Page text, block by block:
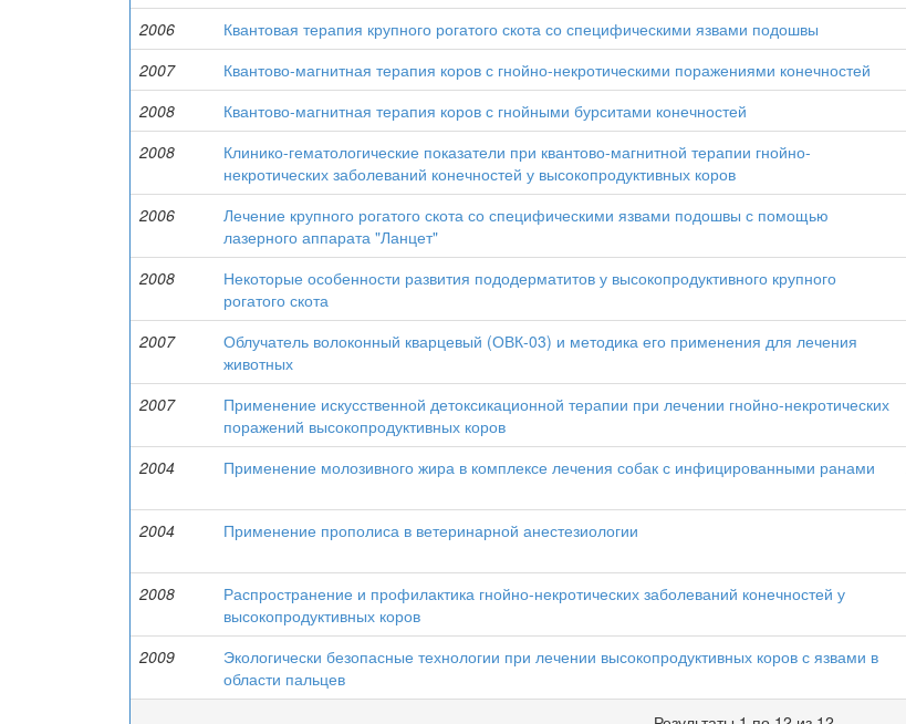
2006 Квантовая терапия крупного рогатого скота со специфическими язвами подошвы
2007
Квантово-магнитная терапия коров с гнойно-некротическими поражениями конечностей
2008
Квантово-магнитная терапия коров с гнойными бурситами конечностей
2008
Клинико-гематологические показатели при квантово-магнитной терапии гнойно-
некротических заболеваний конечностей у высокопродуктивных коров
2006
Лечение крупного рогатого скота со специфическими язвами подошвы с помощью
лазерного аппарата "Ланцет"
2008
Некоторые особенности развития пододерматитов у высокопродуктивного крупного
рогатого скота
2007
Облучатель волоконный кварцевый (ОВК-03) и методика его применения для лечения
животных
2007
Применение искусственной детоксикационной терапии при лечении гнойно-некротических
поражений высокопродуктивных коров
2004 Применение молозивного жира в комплексе лечения собак с инфицированными ранами
2004
Применение прополиса в ветеринарной анестезиологии
2008
Распространение и профилактика гнойно-некротических заболеваний конечностей у
высокопродуктивных коров
2009
Экологически безопасные технологии при лечении высокопродуктивных коров с язвами в
области пальцев